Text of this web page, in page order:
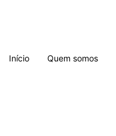
Início Quem somos